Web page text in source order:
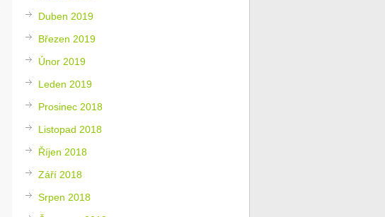
Duben 2019
Březen 2019
Únor 2019
Leden 2019
Prosinec 2018
Listopad 2018
Říjen 2018
Září 2018
Srpen 2018